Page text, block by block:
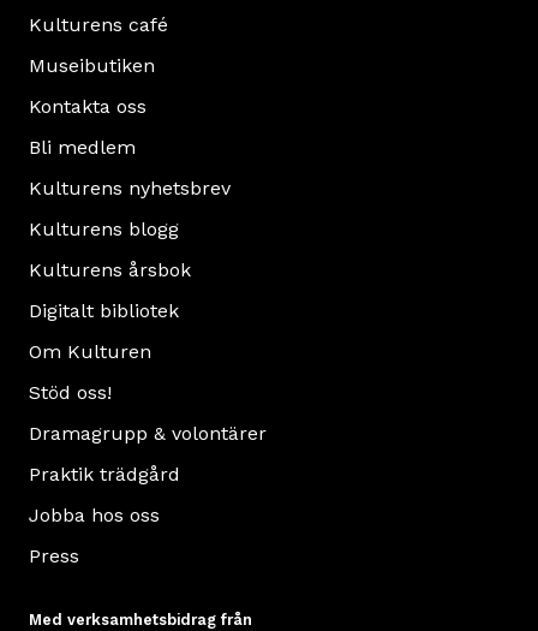
Kulturens café
Museibutiken
Kontakta oss
Bli medlem
Kulturens nyhetsbrev
Kulturens blogg
Kulturens årsbok
Digitalt bibliotek
Om Kulturen
Stöd oss!
Dramagrupp & volontärer
Praktik trädgård
Jobba hos oss
Press
Med verksamhetsbidrag från